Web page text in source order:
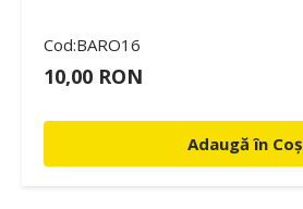
Cod:BARO16
10,00 RON
Adaugă în Coș